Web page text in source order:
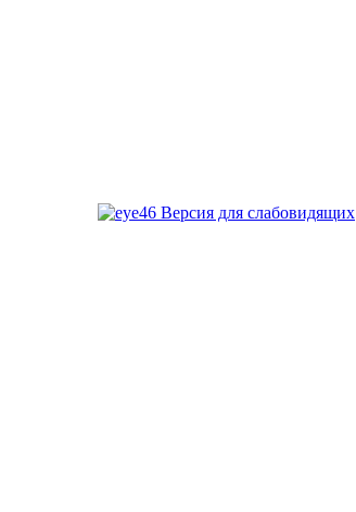
Версия для слабовидящих